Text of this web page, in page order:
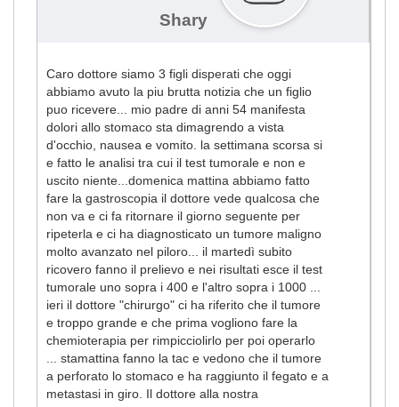
Shary
Caro dottore siamo 3 figli disperati che oggi
abbiamo avuto la piu brutta notizia che un figlio
puo ricevere... mio padre di anni 54 manifesta
dolori allo stomaco sta dimagrendo a vista
d'occhio, nausea e vomito. la settimana scorsa si
e fatto le analisi tra cui il test tumorale e non e
uscito niente...domenica mattina abbiamo fatto
fare la gastroscopia il dottore vede qualcosa che
non va e ci fa ritornare il giorno seguente per
ripeterla e ci ha diagnosticato un tumore maligno
molto avanzato nel piloro... il martedì subito
ricovero fanno il prelievo e nei risultati esce il test
tumorale uno sopra i 400 e l'altro sopra i 1000 ...
ieri il dottore "chirurgo" ci ha riferito che il tumore
e troppo grande e che prima vogliono fare la
chemioterapia per rimpicciolirlo per poi operarlo
... stamattina fanno la tac e vedono che il tumore
a perforato lo stomaco e ha raggiunto il fegato e a
metastasi in giro. Il dottore alla nostra